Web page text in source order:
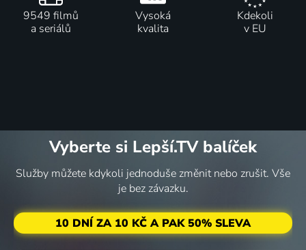
9549 filmů
a seriálů
Vysoká
kvalita
Kdekoli
v EU
Vyberte si Lepší.TV balíček
Služby můžete kdykoli jednoduše změnit nebo zrušit. Vše
je bez závazku.
10 DNÍ ZA 10 KČ A PAK 50% SLEVA